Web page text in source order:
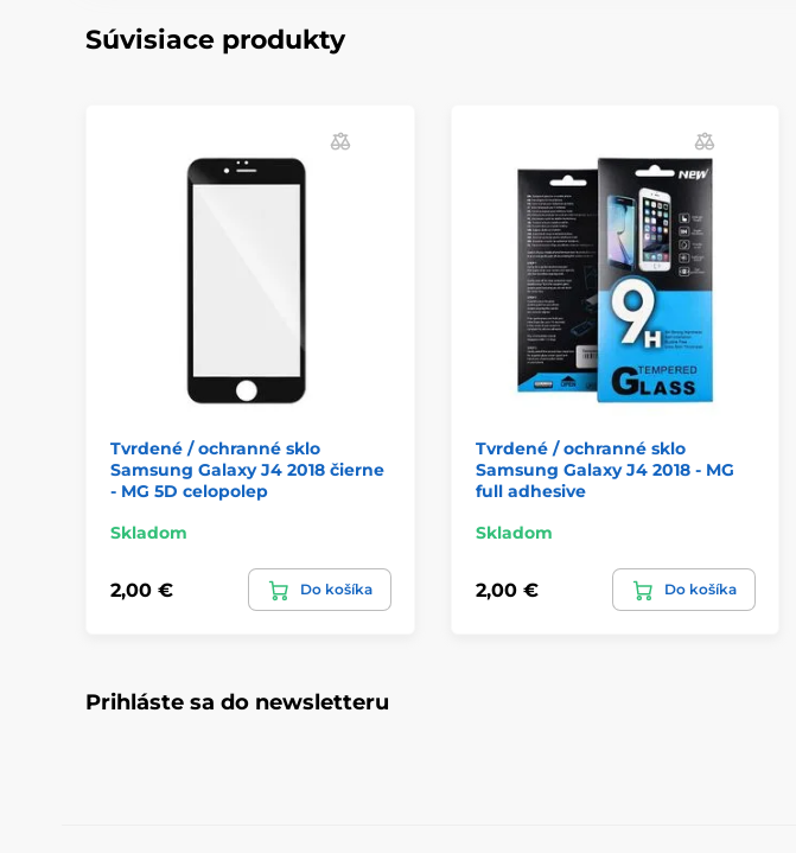
Súvisiace produkty
Tvrdené / ochranné sklo
Samsung Galaxy J4 2018 čierne
- MG 5D celopolep
Skladom
2,00 € Do košíka
Tvrdené / ochranné sklo
Samsung Galaxy J4 2018 - MG
full adhesive
Skladom
2,00 € Do košíka
Prihláste sa do newsletteru